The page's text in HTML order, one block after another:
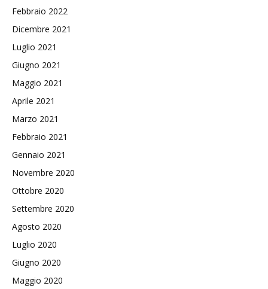
Febbraio 2022
Dicembre 2021
Luglio 2021
Giugno 2021
Maggio 2021
Aprile 2021
Marzo 2021
Febbraio 2021
Gennaio 2021
Novembre 2020
Ottobre 2020
Settembre 2020
Agosto 2020
Luglio 2020
Giugno 2020
Maggio 2020